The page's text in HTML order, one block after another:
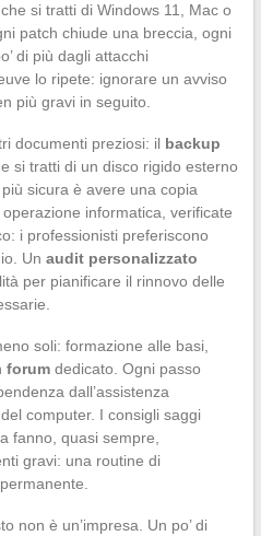
si tratti di Windows 11, Mac o
patch chiude una breccia, ogni
di più dagli attacchi
lo ripete: ignorare un avviso
più gravi in seguito.
documenti preziosi: il backup
si tratti di un disco rigido esterno
sicura è avere una copia
informatica, verificate
i professionisti preferiscono
Un audit personalizzato
per pianificare il rinnovo delle
soli: formazione alle basi,
forumdedicato. Ogni passo
dall’assistenza
computer. I consigli saggi
fanno, quasi sempre,
gravi: una routine di
non è un’impresa. Un po’ di